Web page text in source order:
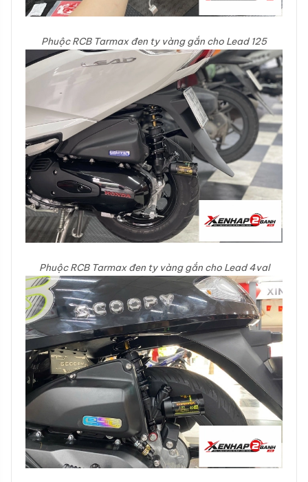
Phuộc RCB Tarmax đen ty vàng gắn cho Lead 125
Phuộc RCB Tarmax đen ty vàng gắn cho Lead 4val